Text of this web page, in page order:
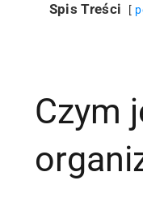
Spis Treści
Czym